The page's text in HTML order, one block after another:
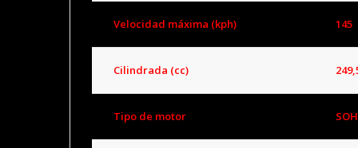
Velocidad máxima (kph) 145
Cilindrada (cc)
Tipo de motor